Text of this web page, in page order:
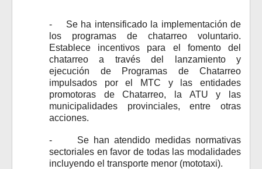
-
Se ha intensificado la implementación de
los programas de chatarreo voluntario.
Establece incentivos para el fomento del
chatarreo a través del lanzamiento y
ejecución de Programas de Chatarreo
impulsados por el MTC y las entidades
promotoras de Chatarreo, la ATU y las
municipalidades provinciales, entre otras
acciones.
-
Se han atendido medidas normativas
sectoriales en favor de todas las modalidades
incluyendo el transporte menor (mototaxi).